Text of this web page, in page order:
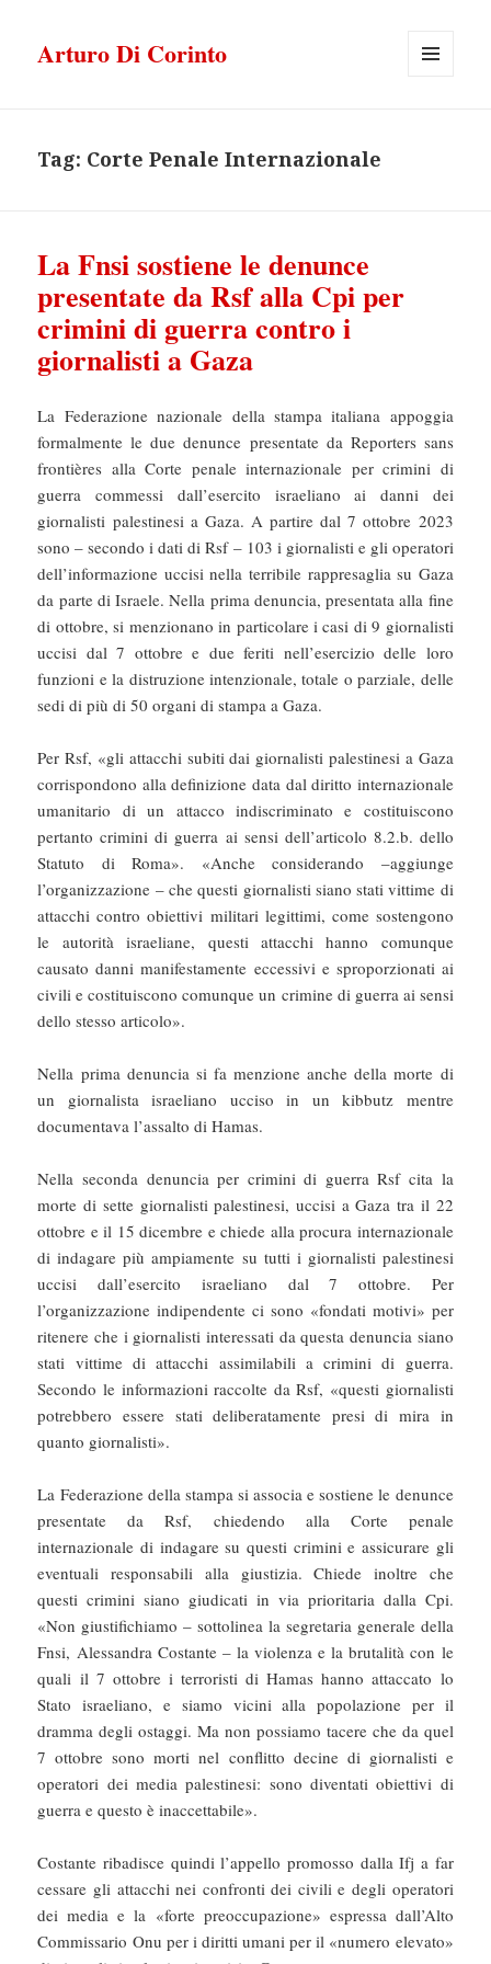
Arturo Di Corinto
Tag: Corte Penale Internazionale
La Fnsi sostiene le denunce
presentate da Rsf alla Cpi per
crimini di guerra contro i
giornalisti a Gaza
La Federazione nazionale della stampa italiana appoggia
formalmente le due denunce presentate da Reporters sans
frontières alla Corte penale internazionale per crimini di
guerra commessi dall’esercito israeliano ai danni dei
giornalisti palestinesi a Gaza. A partire dal 7 ottobre 2023
sono – secondo i dati di Rsf – 103 i giornalisti e gli operatori
dell’informazione uccisi nella terribile rappresaglia su Gaza
da parte di Israele. Nella prima denuncia, presentata alla fine
di ottobre, si menzionano in particolare i casi di 9 giornalisti
uccisi dal 7 ottobre e due feriti nell’esercizio delle loro
funzioni e la distruzione intenzionale, totale o parziale, delle
sedi di più di 50 organi di stampa a Gaza.
Per Rsf, «gli attacchi subiti dai giornalisti palestinesi a Gaza
corrispondono alla definizione data dal diritto internazionale
umanitario di un attacco indiscriminato e costituiscono
pertanto crimini di guerra ai sensi dell’articolo 8.2.b. dello
Statuto di Roma». «Anche considerando –aggiunge
l’organizzazione – che questi giornalisti siano stati vittime di
attacchi contro obiettivi militari legittimi, come sostengono
le autorità israeliane, questi attacchi hanno comunque
causato danni manifestamente eccessivi e sproporzionati ai
civili e costituiscono comunque un crimine di guerra ai sensi
dello stesso articolo».
Nella prima denuncia si fa menzione anche della morte di
un giornalista israeliano ucciso in un kibbutz mentre
documentava l’assalto di Hamas.
Nella seconda denuncia per crimini di guerra Rsf cita la
morte di sette giornalisti palestinesi, uccisi a Gaza tra il 22
ottobre e il 15 dicembre e chiede alla procura internazionale
di indagare più ampiamente su tutti i giornalisti palestinesi
uccisi dall’esercito israeliano dal 7 ottobre. Per
l’organizzazione indipendente ci sono «fondati motivi» per
ritenere che i giornalisti interessati da questa denuncia siano
stati vittime di attacchi assimilabili a crimini di guerra.
Secondo le informazioni raccolte da Rsf, «questi giornalisti
potrebbero essere stati deliberatamente presi di mira in
quanto giornalisti».
La Federazione della stampa si associa e sostiene le denunce
presentate da Rsf, chiedendo alla Corte penale
internazionale di indagare su questi crimini e assicurare gli
eventuali responsabili alla giustizia. Chiede inoltre che
questi crimini siano giudicati in via prioritaria dalla Cpi.
«Non giustifichiamo – sottolinea la segretaria generale della
Fnsi, Alessandra Costante – la violenza e la brutalità con le
quali il 7 ottobre i terroristi di Hamas hanno attaccato lo
Stato israeliano, e siamo vicini alla popolazione per il
dramma degli ostaggi. Ma non possiamo tacere che da quel
7 ottobre sono morti nel conflitto decine di giornalisti e
operatori dei media palestinesi: sono diventati obiettivi di
guerra e questo è inaccettabile».
Costante ribadisce quindi l’appello promosso dalla Ifj a far
cessare gli attacchi nei confronti dei civili e degli operatori
dei media e la «forte preoccupazione» espressa dall’Alto
Commissario Onu per i diritti umani per il «numero elevato»